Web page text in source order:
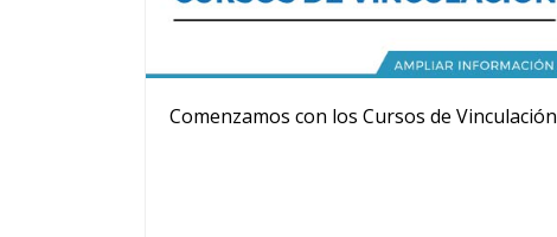
Comenzamos con los Cursos de Vinculación